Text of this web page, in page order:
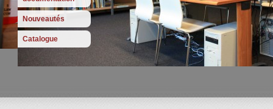
Nouveautés
Catalogue